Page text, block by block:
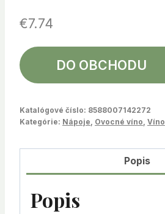
€7.74
DO OBCHODU
Katalógové číslo: 8588007142272
Kategórie: Nápoje Ovocné víno Víno
Popis
Popis